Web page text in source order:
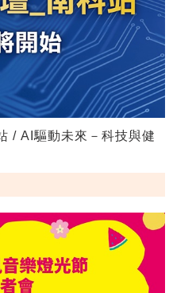
/ AI驅動未來－科技與健